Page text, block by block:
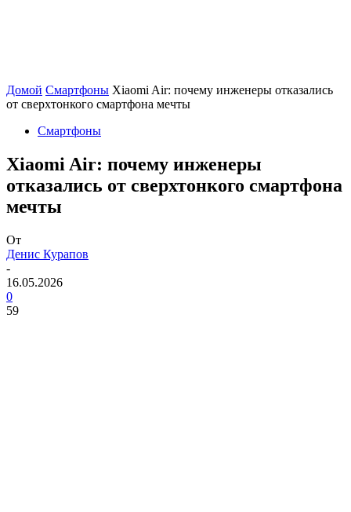
Домой Смартфоны Xiaomi Air: почему инженеры отказались
от сверхтонкого смартфона мечты
Смартфоны
Xiaomi Air: почему инженеры
отказались от сверхтонкого смартфона
мечты
От
Денис Курапов
-
16.05.2026
0
59